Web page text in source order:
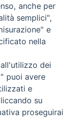
riservati - Vita
Torna
anche per
semplici",
e
nella
dei
puoi avere
e
su
proseguirai